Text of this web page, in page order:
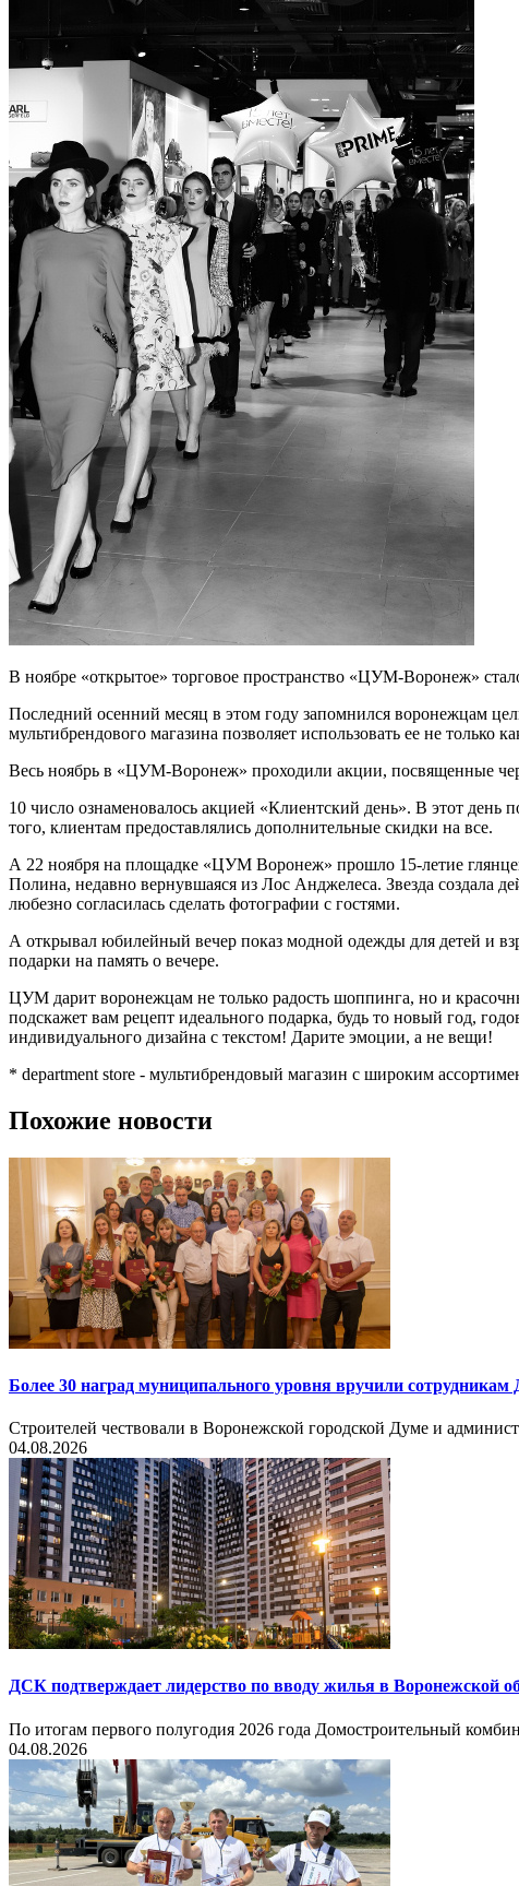
В ноябре «открытое» торговое пространство «ЦУМ-Воронеж»
Последний осенний месяц в этом году запомнился воронежцам
мультибрендового магазина позволяет использовать ее не
Весь ноябрь в «ЦУМ-Воронеж» проходили акции, посвященные
10 число ознаменовалось акцией «Клиентский день». В этот день
того, клиентам предоставлялись дополнительные скидки на все.
А 22 ноября на площадке «ЦУМ Воронеж» прошло 15-летие
Полина, недавно вернувшаяся из Лос Анджелеса. Звезда создала
любезно согласилась сделать фотографии с гостями.
А открывал юбилейный вечер показ модной одежды для детей и
подарки на память о вечере.
ЦУМ дарит воронежцам не только радость шоппинга, но и
подскажет вам рецепт идеального подарка, будь то новый год,
индивидуального дизайна с текстом! Дарите эмоции, а не вещи!
* department store - мультибрендовый магазин с широким
Похожие новости
Более 30 наград муниципального уровня вручили
Строителей чествовали в Воронежской городской Думе и
04.08.2026
ДСК подтверждает лидерство по вводу жилья в Воронежской
По итогам первого полугодия 2026 года Домостроительный
04.08.2026